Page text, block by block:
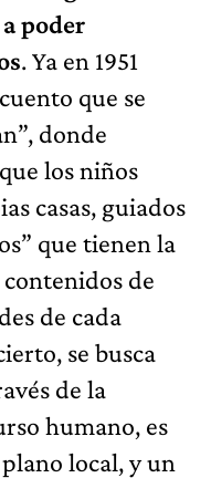
poder
. Ya en 1951
que se
donde
los niños
casas, guiados
que tienen la
de
de cada
se busca
de la
humano, es
local, y un